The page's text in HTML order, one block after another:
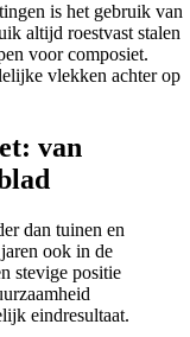
is het gebruik van
altijd roestvast stalen
voor composiet.
vlekken achter op
van
dan tuinen en
ook in de
stevige positie
eindresultaat.